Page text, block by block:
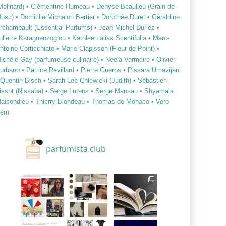
• Clémentine Humeau • Denyse Beaulieu (Grain de
• Domitille Michalon Bertier • Dorothée Duret • Géraldine
(Essential Parfums) • Jean-Michel Duriez •
Karagueuzoglou • Kathleen alias Scentifolia • Marc-
Corticchiato • Marie Clapisson (Fleur de Point) •
Gay (parfumeuse culinaire) • Neela Vermeire • Olivier
• Patrice Revillard • Pierre Gueros • Pissara Umavijani
Bisch • Sarah-Lee Chlewicki (Judith) • Sébastien
(Nissaba) • Serge Lutens • Serge Mansau • Shyamala
• Thierry Blondeau • Thomas de Monaco • Vero
parfumista.club